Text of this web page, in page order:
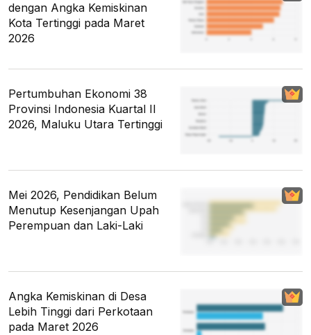
dengan Angka Kemiskinan
Kota Tertinggi pada Maret
2026
Pertumbuhan Ekonomi 38
Provinsi Indonesia Kuartal II
2026, Maluku Utara Tertinggi
Mei 2026, Pendidikan Belum
Menutup Kesenjangan Upah
Perempuan dan Laki-Laki
Angka Kemiskinan di Desa
Lebih Tinggi dari Perkotaan
pada Maret 2026